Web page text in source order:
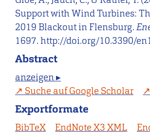
Support with Wind Turbines:
2019 Blackout in Flensburg.
1697. http://doi.org/10.3390/
Abstract
anzeigen ▸
Suche auf Google Scholar
Exportformate
BibTeX EndNote X3 XML